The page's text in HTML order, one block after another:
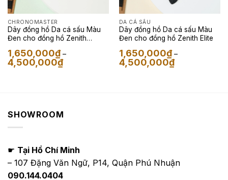
CHRONOMASTER
Dây đồng hồ Da cá sấu Màu
Đen cho đồng hồ Zenith
1,650,000₫ –
4,500,000₫Khoảng
giá:
DA CÁ SẤU
Dây đồng hồ Da cá sấu Màu
Đen cho đồng hồ Zenith Elite
1,650,000₫ –
4,500,000₫Khoảng
giá:
SHOWROOM
☛ Tại Hồ Chí Minh
– 107 Đặng Văn Ngữ, P14, Quận Phú Nhuận
090.144.0404